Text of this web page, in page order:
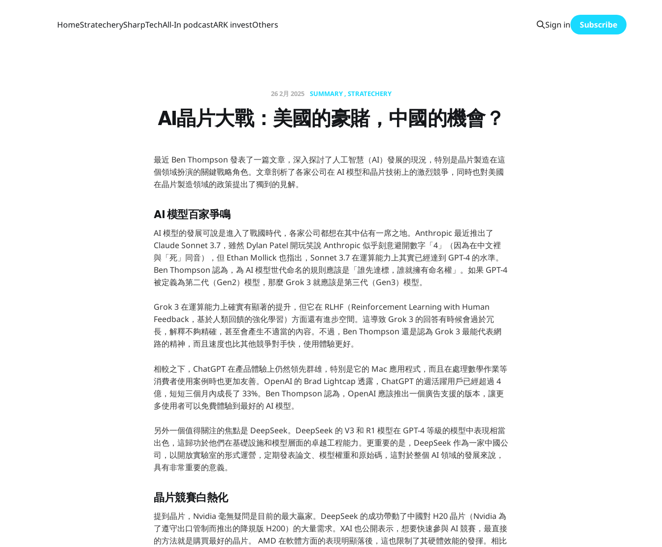
HomeStratecherySharpTechAll-In podcastARK investOthers Sign in Subscribe
26 2月 2025 SUMMARY STRATECHERY
AI晶片大戰：美國的豪賭，中國的機會？
最近 Ben Thompson 發表了一篇文章，深入探討了人工智慧（AI）發展的現況，特別是晶片製造在這
個領域扮演的關鍵戰略角色。文章剖析了各家公司在 AI 模型和晶片技術上的激烈競爭，同時也對美國
在晶片製造領域的政策提出了獨到的見解。
AI 模型百家爭鳴
AI 模型的發展可說是進入了戰國時代，各家公司都想在其中佔有一席之地。Anthropic 最近推出了
Claude Sonnet 3.7，雖然 Dylan Patel 開玩笑說 Anthropic 似乎刻意避開數字「4」（因為在中文裡
與「死」同音），但 Ethan Mollick 也指出，Sonnet 3.7 在運算能力上其實已經達到 GPT-4 的水準。
Ben Thompson 認為，為 AI 模型世代命名的規則應該是「誰先達標，誰就擁有命名權」。如果 GPT-4
被定義為第二代（Gen2）模型，那麼 Grok 3 就應該是第三代（Gen3）模型。
Grok 3 在運算能力上確實有顯著的提升，但它在 RLHF（Reinforcement Learning with Human
Feedback，基於人類回饋的強化學習）方面還有進步空間。這導致 Grok 3 的回答有時候會過於冗
長，解釋不夠精確，甚至會產生不適當的內容。不過，Ben Thompson 還是認為 Grok 3 最能代表網
路的精神，而且速度也比其他競爭對手快，使用體驗更好。
相較之下，ChatGPT 在產品體驗上仍然領先群雄，特別是它的 Mac 應用程式，而且在處理數學作業等
消費者使用案例時也更加友善。OpenAI 的 Brad Lightcap 透露，ChatGPT 的週活躍用戶已經超過 4
億，短短三個月內成長了 33%。Ben Thompson 認為，OpenAI 應該推出一個廣告支援的版本，讓更
多使用者可以免費體驗到最好的 AI 模型。
另外一個值得關注的焦點是 DeepSeek。DeepSeek 的 V3 和 R1 模型在 GPT-4 等級的模型中表現相當
出色，這歸功於他們在基礎設施和模型層面的卓越工程能力。更重要的是，DeepSeek 作為一家中國公
司，以開放實驗室的形式運營，定期發表論文、模型權重和原始碼，這對於整個 AI 領域的發展來說，
具有非常重要的意義。
晶片競賽白熱化
提到晶片，Nvidia 毫無疑問是目前的最大贏家。DeepSeek 的成功帶動了中國對 H20 晶片（Nvidia 為
了遵守出口管制而推出的降規版 H200）的大量需求。XAI 也公開表示，想要快速參與 AI 競賽，最直接
的方法就是購買最好的晶片。 AMD 在軟體方面的表現明顯落後，這也限制了其硬體效能的發揮。相比